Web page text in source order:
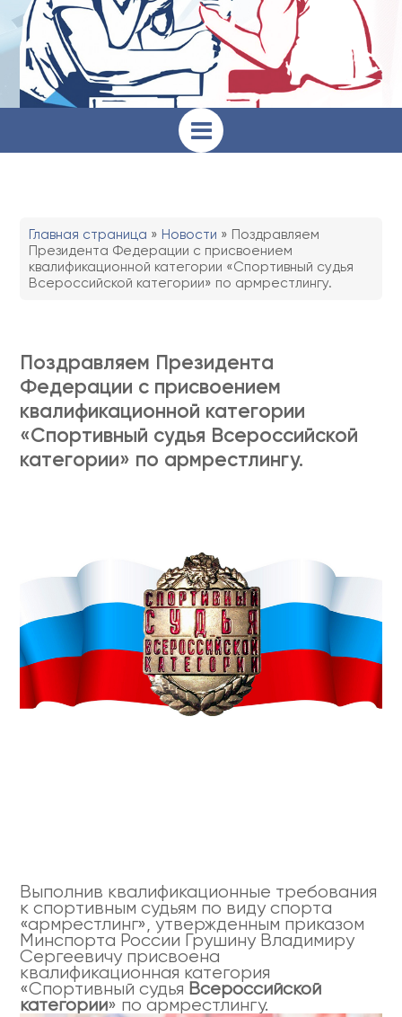
Главная страница » Новости » Поздравляем
Президента Федерации с присвоением
квалификационной категории «Спортивный судья
Всероссийской категории» по армрестлингу.
Поздравляем Президента
Федерации с присвоением
квалификационной категории
«Спортивный судья Всероссийской
категории» по армрестлингу.
Выполнив квалификационные требования
к спортивным судьям по виду спорта
«армрестлинг», утвержденным приказом
Минспорта России Грушину Владимиру
Сергеевичу присвоена
квалификационная категория
«Спортивный судья Всероссийской
категории» по армрестлингу.